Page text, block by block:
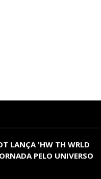
LANÇA 'HW TH WRLD
PELO UNIVERSO